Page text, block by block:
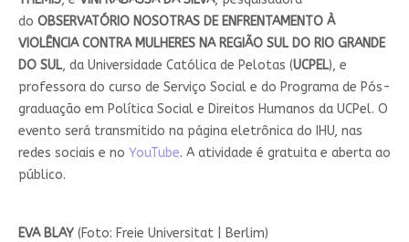
do OBSERVATÓRIO NOSOTRAS DE ENFRENTAMENTO À
VIOLÊNCIA CONTRA MULHERES NA REGIÃO SUL DO RIO GRANDE
DO SUL, da Universidade Católica de Pelotas (UCPEL), e
professora do curso de Serviço Social e do Programa de Pós-
graduação em Política Social e Direitos Humanos da UCPel. O
evento será transmitido na página eletrônica do IHU, nas
redes sociais e no YouTube. A atividade é gratuita e aberta ao
público.
EVA BLAY(Foto: Freie Universitat | Berlim)